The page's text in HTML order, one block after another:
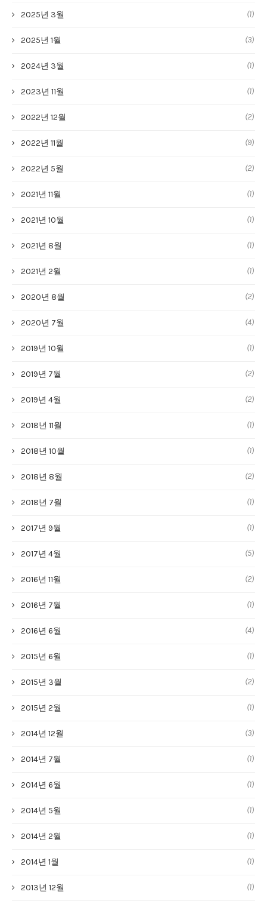
2025년 3월 (1)
2025년 1월 (3)
2024년 3월 (1)
2023년 11월 (1)
2022년 12월 (2)
2022년 11월 (9)
2022년 5월 (2)
2021년 11월 (1)
2021년 10월 (1)
2021년 8월 (1)
2021년 2월 (1)
2020년 8월 (2)
2020년 7월 (4)
2019년 10월 (1)
2019년 7월 (2)
2019년 4월 (2)
2018년 11월 (1)
2018년 10월 (1)
2018년 8월 (2)
2018년 7월 (1)
2017년 9월 (1)
2017년 4월 (5)
2016년 11월 (2)
2016년 7월 (1)
2016년 6월 (4)
2015년 6월 (1)
2015년 3월 (2)
2015년 2월 (1)
2014년 12월 (3)
2014년 7월 (1)
2014년 6월 (1)
2014년 5월 (1)
2014년 2월 (1)
2014년 1월 (1)
2013년 12월 (1)